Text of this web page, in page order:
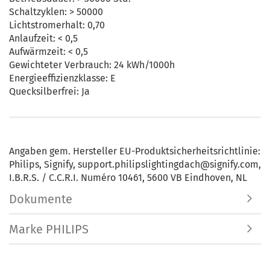
Schaltzyklen: > 50000
Lichtstromerhalt: 0,70
Anlaufzeit: < 0,5
Aufwärmzeit: < 0,5
Gewichteter Verbrauch: 24 kWh/1000h
Energieeffizienzklasse: E
Quecksilberfrei: Ja
Angaben gem. Hersteller EU-Produktsicherheitsrichtlinie:
Philips, Signify, support.philipslightingdach@signify.com,
I.B.R.S. / C.C.R.I. Numéro 10461, 5600 VB Eindhoven, NL
Dokumente
Marke PHILIPS